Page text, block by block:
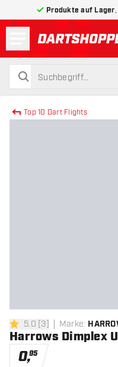
Produkte auf Lager
zurück
suchen
suchen
Top 10 Dart Flights
5 Bewertungssterne
5.0 [3] Marke:
Harrows Dimplex
0,95